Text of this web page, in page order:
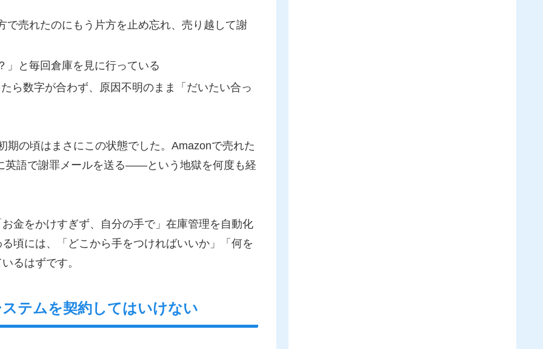
で売れたのにもう片方を止め忘れ、売り越して謝
」と毎回倉庫を見に行っている
ら数字が合わず、原因不明のまま「だいたい合っ
の頃はまさにこの状態でした。Amazonで売れた
英語で謝罪メールを送る——という地獄を何度も経
金をかけすぎず、自分の手で」在庫管理を自動化
頃には、「どこから手をつければいいか」「何を
るはずです。
テムを契約してはいけない